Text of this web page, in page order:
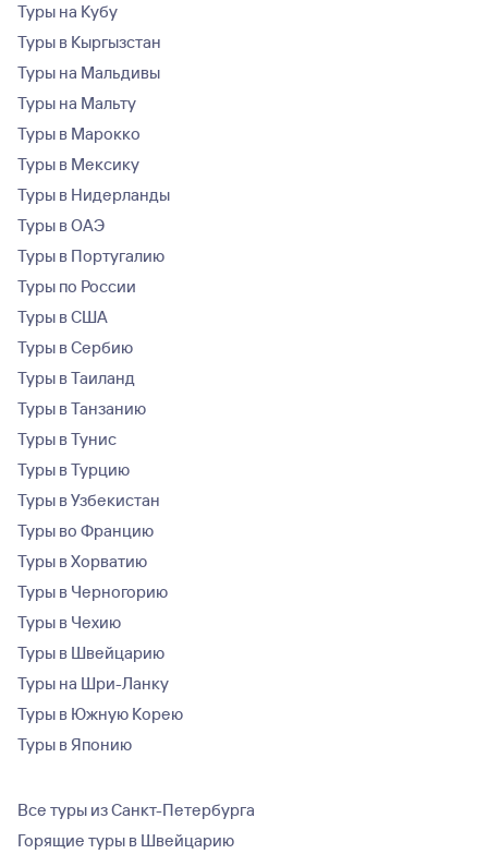
Туры на Кубу
Туры в Кыргызстан
Туры на Мальдивы
Туры на Мальту
Туры в Марокко
Туры в Мексику
Туры в Нидерланды
Туры в ОАЭ
Туры в Португалию
Туры по России
Туры в США
Туры в Сербию
Туры в Таиланд
Туры в Танзанию
Туры в Тунис
Туры в Турцию
Туры в Узбекистан
Туры во Францию
Туры в Хорватию
Туры в Черногорию
Туры в Чехию
Туры в Швейцарию
Туры на Шри-Ланку
Туры в Южную Корею
Туры в Японию
Все туры из Санкт-Петербурга
Горящие туры в Швейцарию